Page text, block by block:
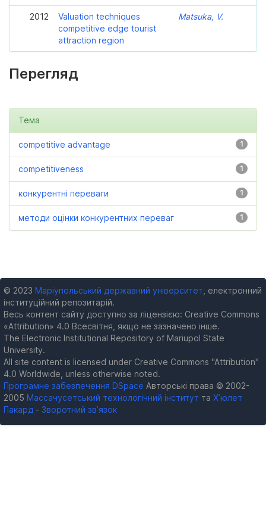
2012
Valuation techniques
competitive edge tourist
attraction region
Matsuka, V.
Перегляд
Тема
1
competitive advantage
1
competitiveness
1
конкурентні переваги
1
методи оцінки конкурентних переваг
© 2023 Маріупольський державний університет , електронний
інституційний репозитарій.
Весь контент сайту доступно за ліцензією: Creative Commons
«Attribution» 4.0 Всесвітня, якщо не зазначено інше.
The Electronic Institutional Repository of Mariupol State
University.
All site content is licensed under Creative Commons "Attribution"
4.0 Worldwide, unless otherwise noted.
Програмне забезпечення DSpace Авторські права © 2002-
2005 Массачусетський технологічний інститут та Х’юлет
Пакард - Зворотний зв’язок